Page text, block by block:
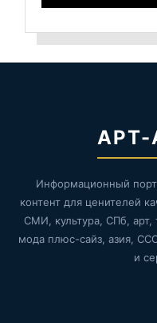
АРТ-
Информационный
контент для ценителей
СМИ, культура, СПб, арт,
мода плюс-сайз, азия,
и